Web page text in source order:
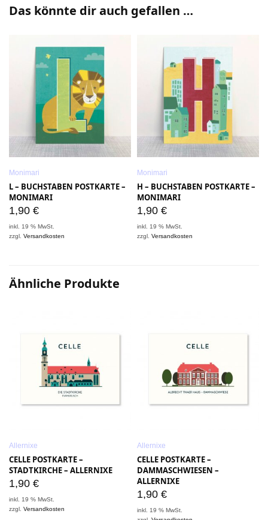
Das könnte dir auch gefallen …
Monimari
L – BUCHSTABEN POSTKARTE –
MONIMARI
1,90 €
inkl. 19 % MwSt.
zzgl.Versandkosten
Monimari
H – BUCHSTABEN POSTKARTE –
MONIMARI
1,90 €
inkl. 19 % MwSt.
zzgl.Versandkosten
Ähnliche Produkte
Allernixe
CELLE POSTKARTE –
STADTKIRCHE – ALLERNIXE
1,90 €
inkl. 19 % MwSt.
zzgl.Versandkosten
Allernixe
CELLE POSTKARTE –
DAMMASCHWIESEN –
ALLERNIXE
1,90 €
inkl. 19 % MwSt.